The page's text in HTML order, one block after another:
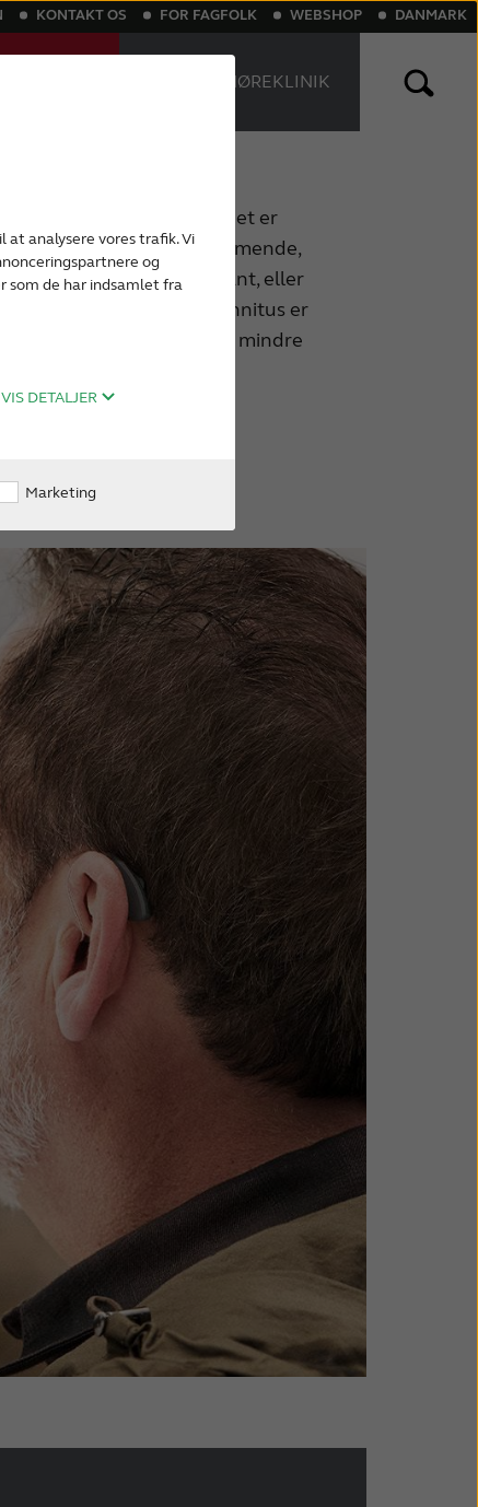
at analysere vores trafik. Vi
og
som de har indsamlet fra
VIS DETALJER
Marketing
KONTAKT OS FOR FAGFOLK WEBSHOP DANMARK
FIND EN HØREKLINIK
lyd, kun du oplever. Det er
som ringende, summende,
Det kan være konstant, eller
er vigtigt at huske at tinnitus er
Men det gør det ikke mindre